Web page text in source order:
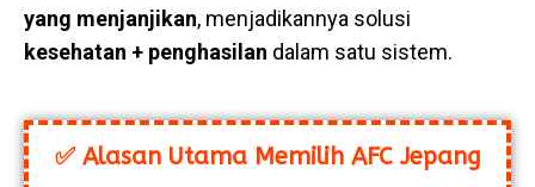
yang menjanjikan, menjadikannya solusi
kesehatan + penghasilan dalam satu sistem.
✅ Alasan Utama Memilih AFC Jepang